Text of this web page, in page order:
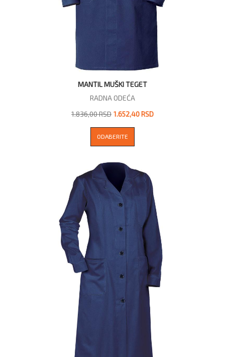
MANTIL MUŠKI TEGET
RADNA ODEĆA
1.836,00 RSD 1.652,40 RSD
ODABERITE